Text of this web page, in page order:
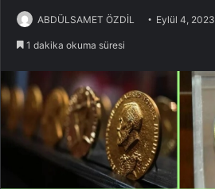
ABDÜLSAMET ÖZDİL Eylül 4, 2023
1 dakika okuma süresi